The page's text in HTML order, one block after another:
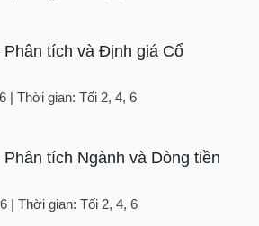
Phân tích và Định giá Cổ
| Thời gian: Tối 2, 4, 6
tích Ngành và Dòng tiền
| Thời gian: Tối 2, 4, 6